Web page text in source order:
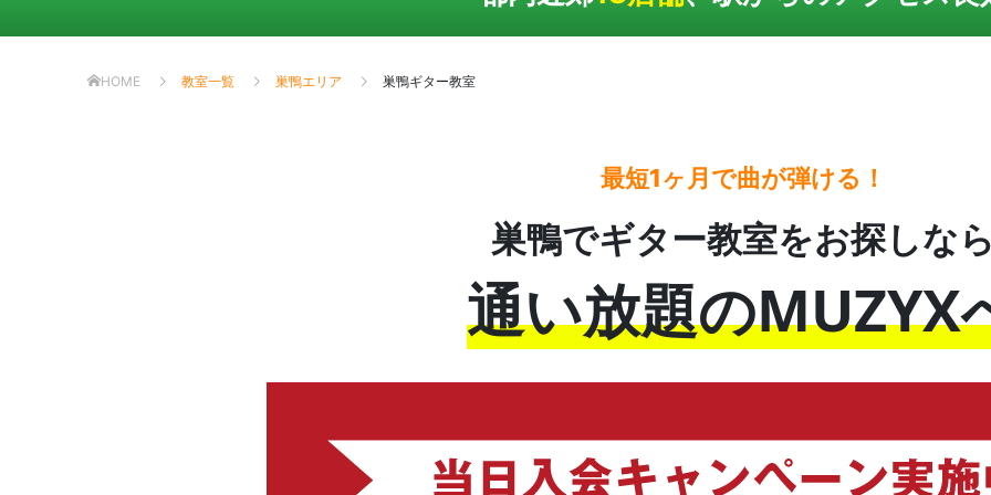
HOME 教室一覧 巣鴨エリア 巣鴨ギター教室
最短1ヶ月で曲が弾ける！
巣鴨でギター教室をお探しな
通い放題のMUZYX